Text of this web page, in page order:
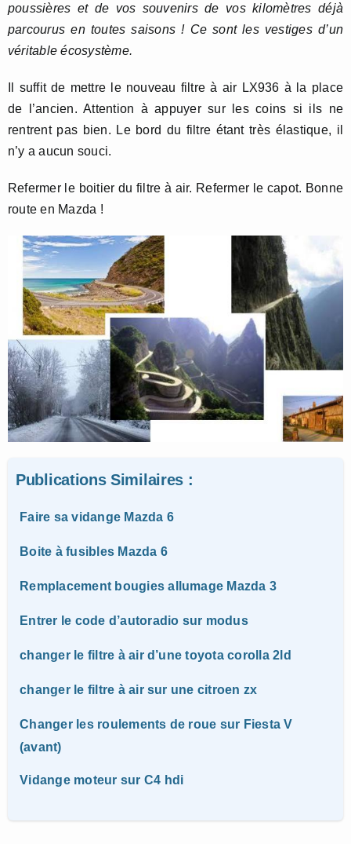
poussières et de vos souvenirs de vos kilomètres déjà
parcourus en toutes saisons ! Ce sont les vestiges d’un
véritable écosystème.
Il suffit de mettre le nouveau filtre à air LX936 à la place
de l’ancien. Attention à appuyer sur les coins si ils ne
rentrent pas bien. Le bord du filtre étant très élastique, il
n’y a aucun souci.
Refermer le boitier du filtre à air. Refermer le capot. Bonne
route en Mazda !
Publications Similaires :
Faire sa vidange Mazda 6
Boite à fusibles Mazda 6
Remplacement bougies allumage Mazda 3
Entrer le code d’autoradio sur modus
changer le filtre à air d’une toyota corolla 2ld
changer le filtre à air sur une citroen zx
Changer les roulements de roue sur Fiesta V
(avant)
Vidange moteur sur C4 hdi